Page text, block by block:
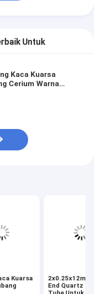
Untuk
Kaca Kuarsa
Cerium Warna
Kuarsa
2x0.25x12mm
End Quartz